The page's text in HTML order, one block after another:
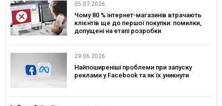
05.07.2026
Чому 80 % інтернет-магазинів втрачають
клієнтів ще до першої покупки: помилки,
допущені на етапі розробки
29.06.2026
Найпоширеніші проблеми при запуску
реклами у Facebook та як їх уникнути